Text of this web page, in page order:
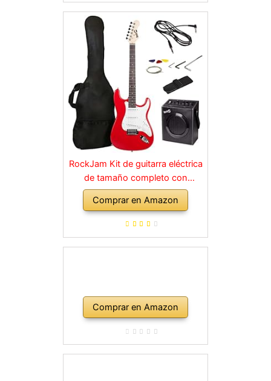
RockJam Kit de guitarra eléctrica
de tamaño completo con
amplificador de 10 vatios, clases,
correa, bolsa de transporte,
púas, golpe, plomo y cuerdas de
Comprar en Amazon
Comprar en Amazon